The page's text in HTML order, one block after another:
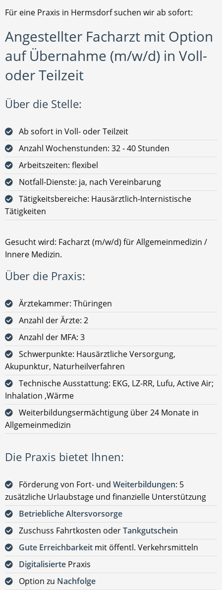
Für eine Praxis in Hermsdorf suchen wir ab sofort:
Angestellter Facharzt mit Option
auf Übernahme (m/w/d) in Voll-
oder Teilzeit
Über die Stelle:
Ab sofort in Voll- oder Teilzeit
Anzahl Wochenstunden: 32 - 40 Stunden
Arbeitszeiten: flexibel
Notfall-Dienste: ja, nach Vereinbarung
Tätigkeitsbereiche: Hausärztlich-Internistische
Tätigkeiten
Gesucht wird: Facharzt (m/w/d) für Allgemeinmedizin /
Innere Medizin.
Über die Praxis:
Ärztekammer: Thüringen
Anzahl der Ärzte: 2
Anzahl der MFA: 3
Schwerpunkte: Hausärztliche Versorgung,
Akupunktur, Naturheilverfahren
Technische Ausstattung: EKG, LZ-RR, Lufu, Active Air;
Inhalation ,Wärme
Weiterbildungsermächtigung über 24 Monate in
Allgemeinmedizin
Die Praxis bietet Ihnen:
Förderung von Fort- und Weiterbildungen: 5
zusätzliche Urlaubstage und finanzielle Unterstützung
Betriebliche Altersvorsorge
Zuschuss Fahrtkosten oderTankgutschein
Gute Erreichbarkeit mit öffentl. Verkehrsmitteln
Digitalisierte Praxis
Option zu Nachfolge